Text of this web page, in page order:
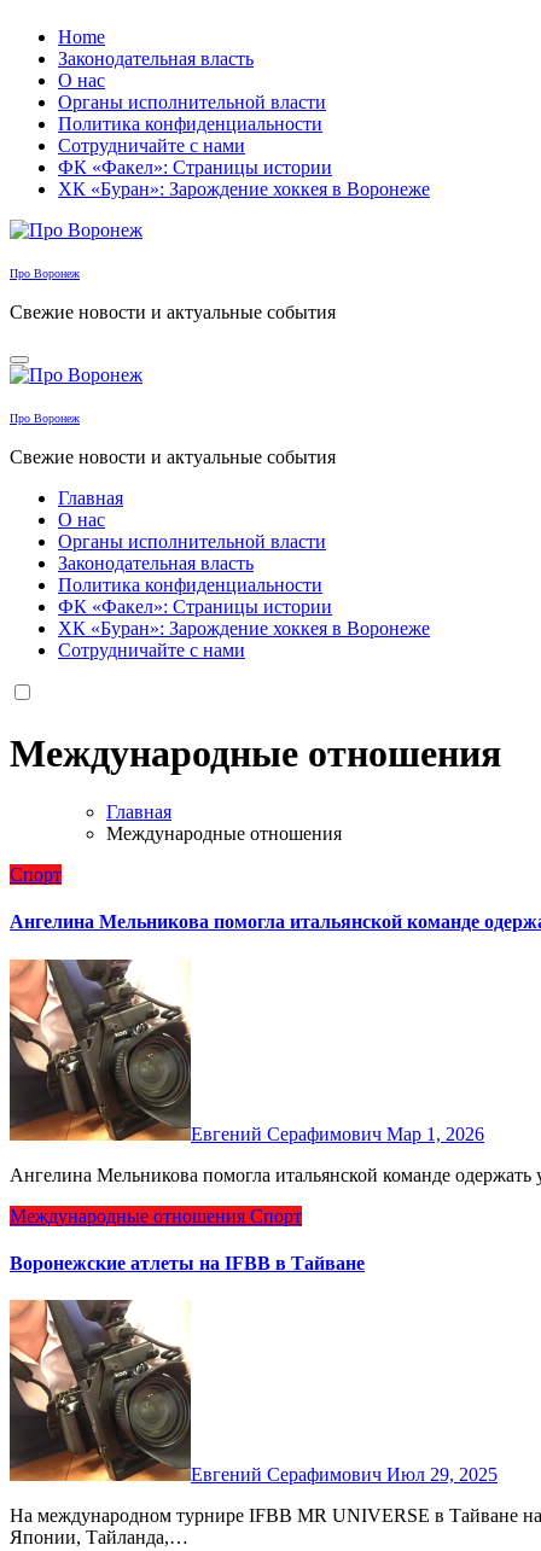
Перейти
содержанию
Home
Законодательная власть
О нас
Органы исполнительной власти
Политика конфиденциальности
Сотрудничайте с нами
ФК «Факел»: Страницы истории
ХК «Буран»: Зарождение хоккея в Воронеже
Про Воронеж
Свежие новости и актуальные события
Про Воронеж
Свежие новости и актуальные события
Главная
О нас
Органы исполнительной власти
Законодательная власть
Политика конфиденциальности
ФК «Факел»: Страницы истории
ХК «Буран»: Зарождение хоккея в Воронеже
Сотрудничайте с нами
Международные отношения
Главная
Международные отношения
Спорт
Ангелина Мельникова помогла итальянской команде
Евгений Серафимович Мар 1, 2026
Ангелина Мельникова помогла итальянской команде
Международные отношения Спорт
Воронежские атлеты на IFBB в Тайване
Евгений Серафимович Июл 29, 2025
На международном турнире IFBB MR UNIVERSE в Тайване наряду с командами из Кореи, Мексики, США, Китая,
Японии, Тайланда,…